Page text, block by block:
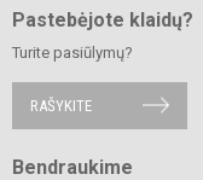
Pastebėjote klaidų?
Turite pasiūlymų?
RAŠYKITE
Bendraukime